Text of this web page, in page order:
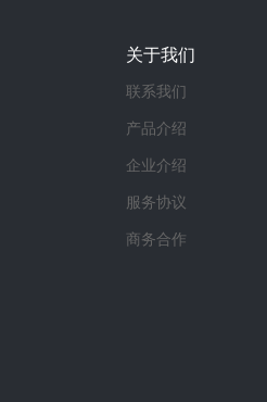
关于我们
联系我们
产品介绍
企业介绍
服务协议
商务合作